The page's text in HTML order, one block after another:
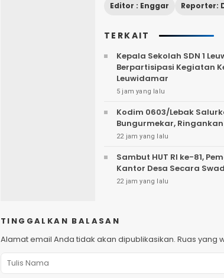
Editor : Enggar
TERKAIT
Kepala Sekolah SDN 1
Berpartisipasi Kegiatan
Leuwidamar
5 jam yang lalu
Kodim 0603/Lebak
Bungurmekar,
22 jam yang lalu
Sambut HUT RI ke-81,
Kantor Desa Secara
22 jam yang lalu
TINGGALKAN BALASAN
Alamat email Anda tidak akan dipublikasikan. Ruas yang